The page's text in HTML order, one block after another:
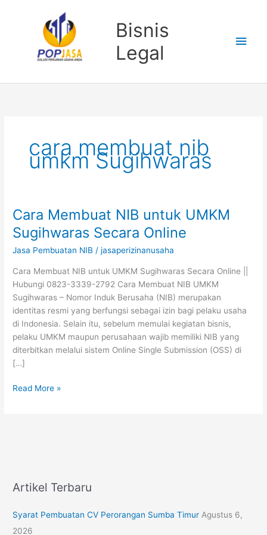
Bisnis
Legal
cara membuat nib
umkm Sugihwaras
Cara Membuat NIB untuk UMKM
Sugihwaras Secara Online
Jasa Pembuatan NIB /jasaperizinanusaha
Cara Membuat NIB untuk UMKM Sugihwaras Secara Online ||
Hubungi 0823-3339-2792 Cara Membuat NIB UMKM
Sugihwaras – Nomor Induk Berusaha (NIB) merupakan
identitas resmi yang berfungsi sebagai izin bagi pelaku usaha
di Indonesia. Selain itu, sebelum memulai kegiatan bisnis,
pelaku UMKM maupun perusahaan wajib memiliki NIB yang
diterbitkan melalui sistem Online Single Submission (OSS) di
[…]
Cara
Membuat
NIB
untuk
Secara
Online
Read More »
Artikel Terbaru
Syarat Pembuatan CV Perorangan Sumba Timur Agustus 6,
2026